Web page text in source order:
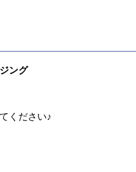
ング
ください♪